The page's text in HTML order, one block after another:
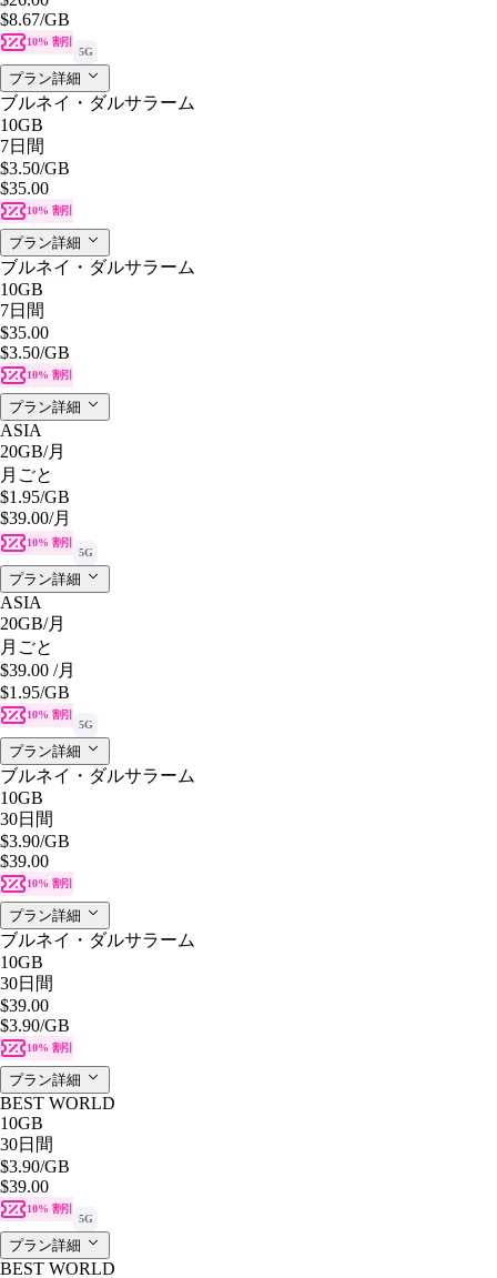
$8.67/GB
10% 割引
5G
プラン詳細
ブルネイ・ダルサラーム
10GB
7日間
$3.50/GB
$35.00
10% 割引
プラン詳細
ブルネイ・ダルサラーム
10GB
7日間
$35.00
$3.50/GB
10% 割引
プラン詳細
ASIA
20GB/月
月ごと
$1.95/GB
$39.00/月
10% 割引
5G
プラン詳細
ASIA
20GB/月
月ごと
$39.00 /月
$1.95/GB
10% 割引
5G
プラン詳細
ブルネイ・ダルサラーム
10GB
30日間
$3.90/GB
$39.00
10% 割引
プラン詳細
ブルネイ・ダルサラーム
10GB
30日間
$39.00
$3.90/GB
10% 割引
プラン詳細
BEST WORLD
10GB
30日間
$3.90/GB
$39.00
10% 割引
5G
プラン詳細
BEST WORLD